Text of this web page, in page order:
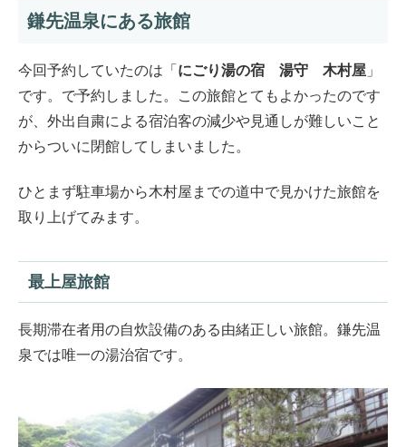
鎌先温泉にある旅館
今回予約していたのは「 にごり湯の宿 湯守 木村屋 」
です。で予約しました。この旅館とてもよかったのです
が、外出自粛による宿泊客の減少や見通しが難しいこと
からついに閉館してしまいました。
ひとまず駐車場から木村屋までの道中で見かけた旅館を
取り上げてみます。
最上屋旅館
長期滞在者用の自炊設備のある由緒正しい旅館。鎌先温
泉では唯一の湯治宿です。